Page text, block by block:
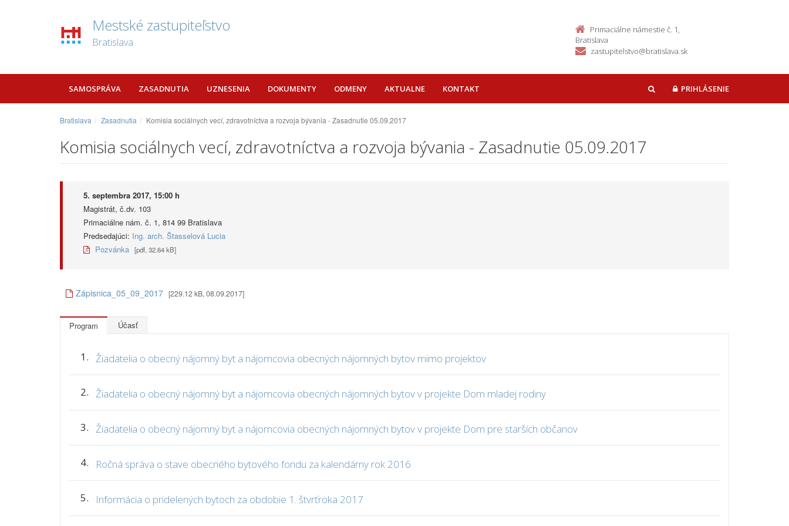
Mestské zastupiteľstvo
Bratislava
Primaciálne námestie č. 1,
Bratislava
zastupitelstvo@bratislava.sk
SAMOSPRÁVA ZASADNUTIA UZNESENIA DOKUMENTY ODMENY AKTUALNE KONTAKT HĽADAŤPRIHLÁSENIE
Bratislava Zasadnutia Komisia sociálnych vecí, zdravotníctva a rozvoja bývania - Zasadnutie 05.09.2017
Komisia sociálnych vecí, zdravotníctva a rozvoja bývania - Zasadnutie 05.09.2017
5. septembra 2017, 15:00 h
Magistrát, č.dv. 103
Primaciálne nám. č. 1, 814 99 Bratislava
Predsedajúci: Ing. arch. Štasselová Lucia
Pozvánka [pdf, 32.64 kB]
Zápisnica_05_09_2017 [229.12 kB, 08.09.2017]
Program Účasť
1. Žiadatelia o obecný nájomný byt a nájomcovia obecných nájomných bytov mimo projektov
2. Žiadatelia o obecný nájomný byt a nájomcovia obecných nájomných bytov v projekte Dom mladej rodiny
3. Žiadatelia o obecný nájomný byt a nájomcovia obecných nájomných bytov v projekte Dom pre starších občanov
4. Ročná správa o stave obecného bytového fondu za kalendárny rok 2016
5. Informácia o pridelených bytoch za obdobie 1. štvrťroka 2017